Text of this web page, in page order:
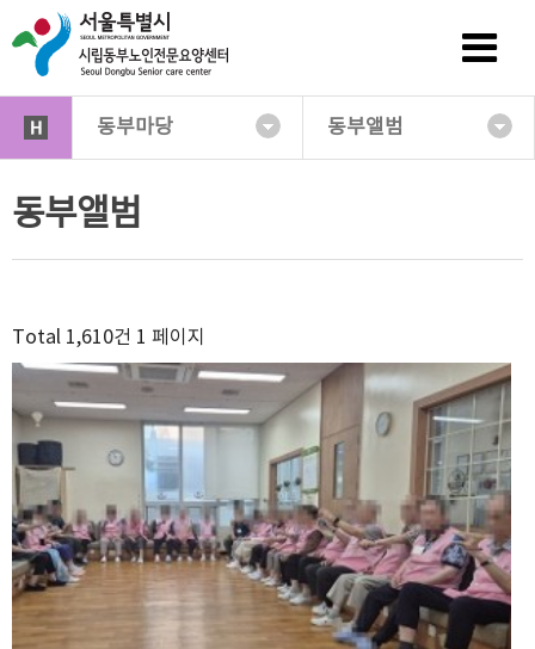
동부마당 동부앨범
동부앨범
Total 1,610건 1 페이지